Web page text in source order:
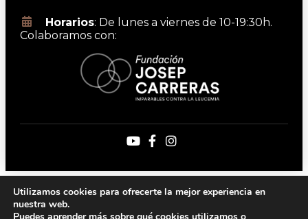
Horarios: De lunes a viernes de 10-19:30h.
Colaboramos con:
Política de cookiesPolítica de accesibilidad
Copyright 2026 | DrMas
Utilizamos cookies para ofrecerte la mejor experiencia en
nuestra web.